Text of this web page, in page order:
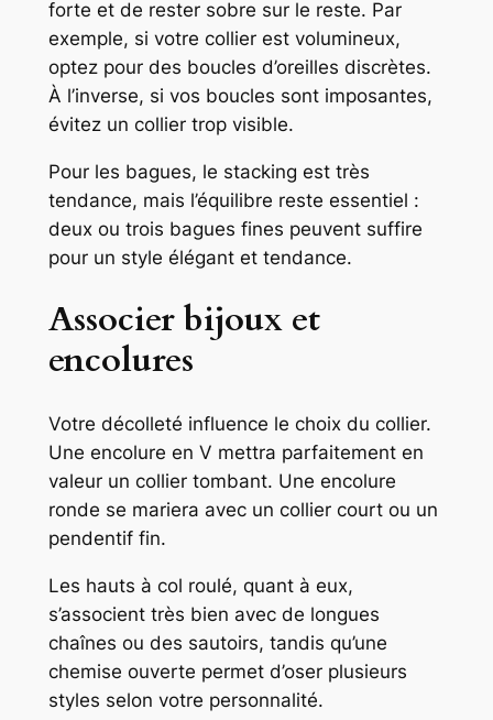
forte et de rester sobre sur le reste. Par
exemple, si votre collier est volumineux,
optez pour des boucles d’oreilles discrètes.
À l’inverse, si vos boucles sont imposantes,
évitez un collier trop visible.
Pour les bagues, le stacking est très
tendance, mais l’équilibre reste essentiel :
deux ou trois bagues fines peuvent suffire
pour un style élégant et tendance.
Associer bijoux et
encolures
Votre décolleté influence le choix du collier.
Une encolure en V mettra parfaitement en
valeur un collier tombant. Une encolure
ronde se mariera avec un collier court ou un
pendentif fin.
Les hauts à col roulé, quant à eux,
s’associent très bien avec de longues
chaînes ou des sautoirs, tandis qu’une
chemise ouverte permet d’oser plusieurs
styles selon votre personnalité.